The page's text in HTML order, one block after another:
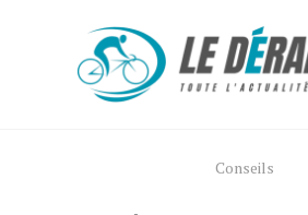
Conseils